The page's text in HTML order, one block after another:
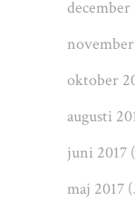
december
oktober
augusti
juni 2017
maj 2017